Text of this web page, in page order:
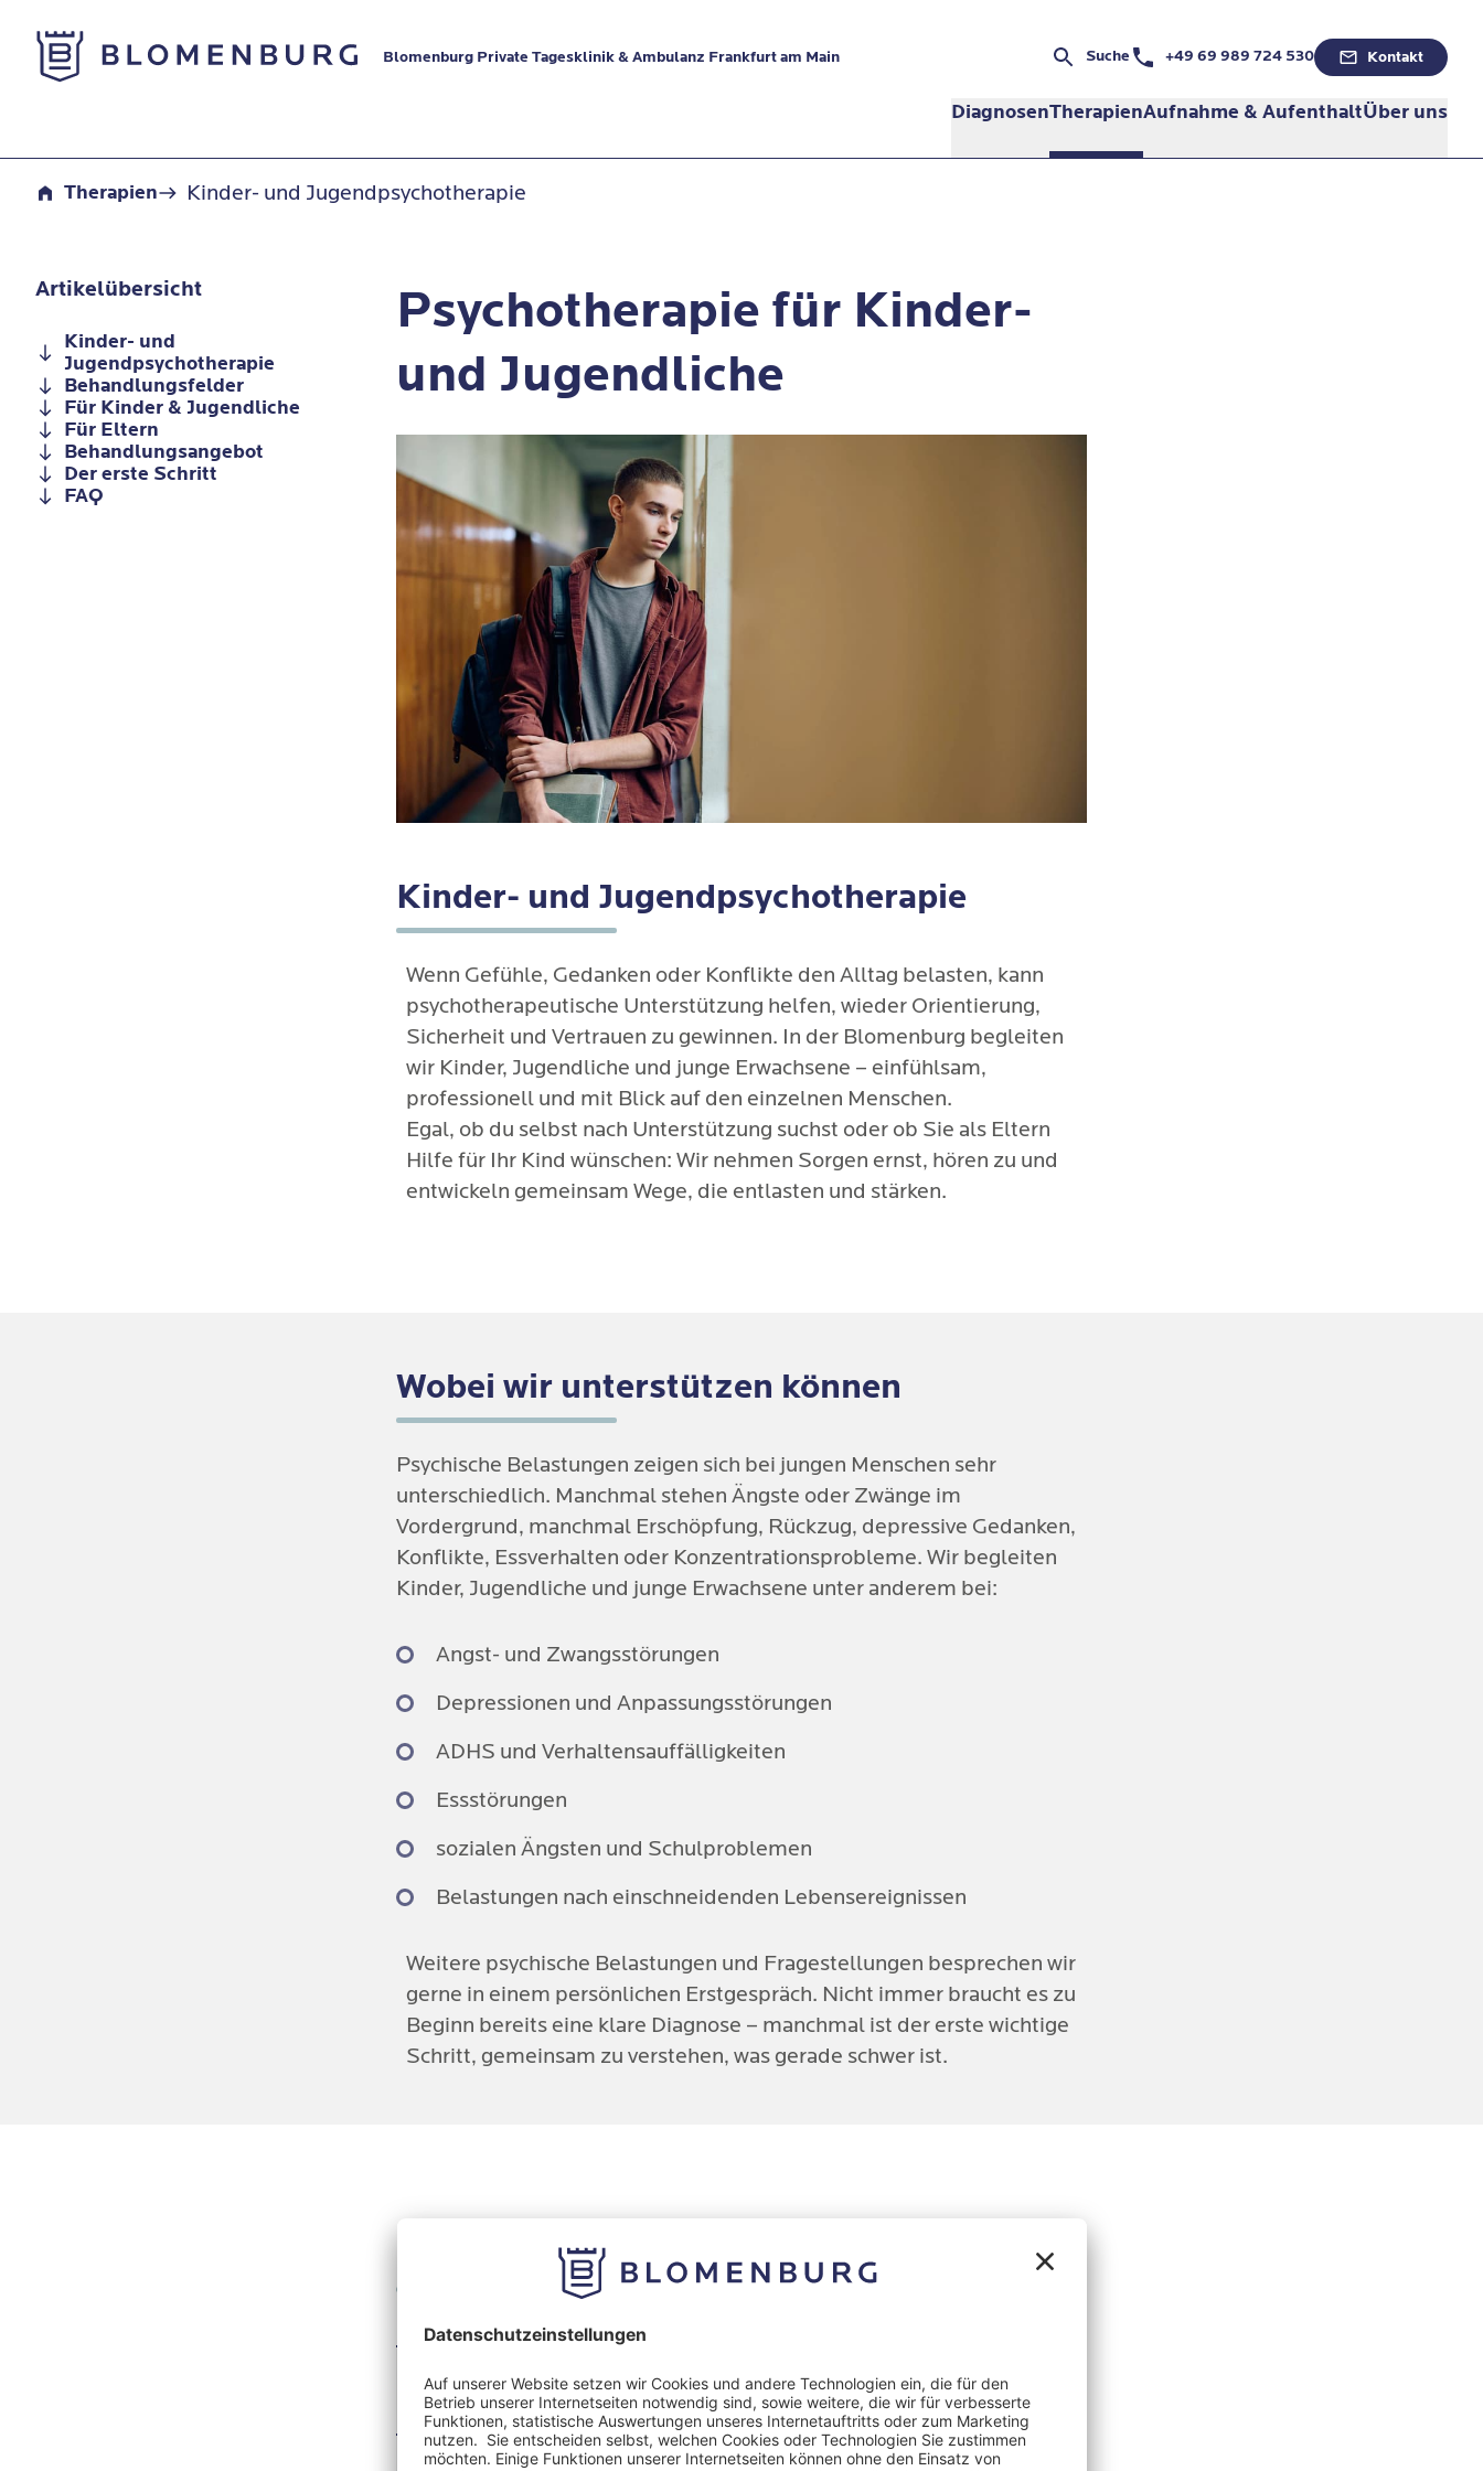
Zur Startseite
Blomenburg Private Tagesklinik & Ambulanz Frankfurt am Main Suche Telefonnummer:
+49 69 989 724 530 Kontakt
DiagnosenTherapienAufnahme & AufenthaltÜber uns
Therapien Kinder- und Jugendpsychotherapie
Psychotherapie für Kinder-
und Jugendliche
Artikelübersicht
Kinder- und
Jugendpsychotherapie
Behandlungsfelder
Für Kinder & Jugendliche
Für Eltern
Behandlungsangebot
Der erste Schritt
FAQ
Kinder- und Jugendpsychotherapie
Wenn Gefühle, Gedanken oder Konflikte den Alltag belasten, kann
psychotherapeutische Unterstützung helfen, wieder Orientierung,
Sicherheit und Vertrauen zu gewinnen. In der Blomenburg begleiten
wir Kinder, Jugendliche und junge Erwachsene – einfühlsam,
professionell und mit Blick auf den einzelnen Menschen.
Egal, ob du selbst nach Unterstützung suchst oder ob Sie als Eltern
Hilfe für Ihr Kind wünschen: Wir nehmen Sorgen ernst, hören zu und
entwickeln gemeinsam Wege, die entlasten und stärken.
Wobei wir unterstützen können
Psychische Belastungen zeigen sich bei jungen Menschen sehr
unterschiedlich. Manchmal stehen Ängste oder Zwänge im
Vordergrund, manchmal Erschöpfung, Rückzug, depressive Gedanken,
Konflikte, Essverhalten oder Konzentrationsprobleme. Wir begleiten
Kinder, Jugendliche und junge Erwachsene unter anderem bei:
Angst- und Zwangsstörungen
Depressionen und Anpassungsstörungen
ADHS und Verhaltensauffälligkeiten
Essstörungen
sozialen Ängsten und Schulproblemen
Belastungen nach einschneidenden Lebensereignissen
Weitere psychische Belastungen und Fragestellungen besprechen wir
gerne in einem persönlichen Erstgespräch. Nicht immer braucht es zu
Beginn bereits eine klare Diagnose – manchmal ist der erste wichtige
Schritt, gemeinsam zu verstehen, was gerade schwer ist.
Für Kinder & Jugendliche
Ich suche Hilfe für mich